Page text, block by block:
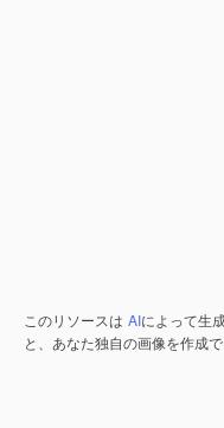
このリソースは AIによって生
と、あなた独自の画像を作成で